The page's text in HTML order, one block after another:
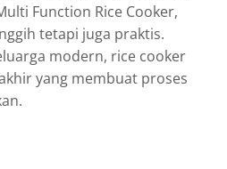
Function Rice Cooker,
tetapi juga praktis.
modern, rice cooker
yang membuat proses